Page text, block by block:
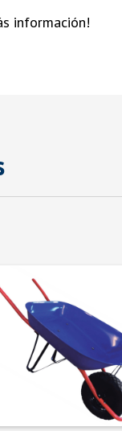
información!